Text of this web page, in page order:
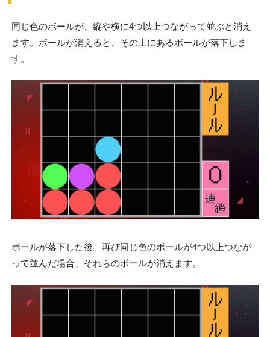
同じ色のボールが、縦や横に4つ以上つながって並ぶと消え
ます。ボールが消えると、その上にあるボールが落下しま
す。
ボールが落下した後、再び同じ色のボールが4つ以上つなが
って並んだ場合、それらのボールが消えます。